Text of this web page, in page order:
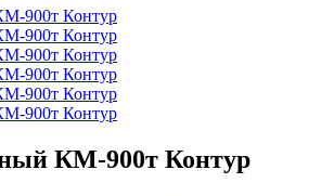
КМ-900т Контур